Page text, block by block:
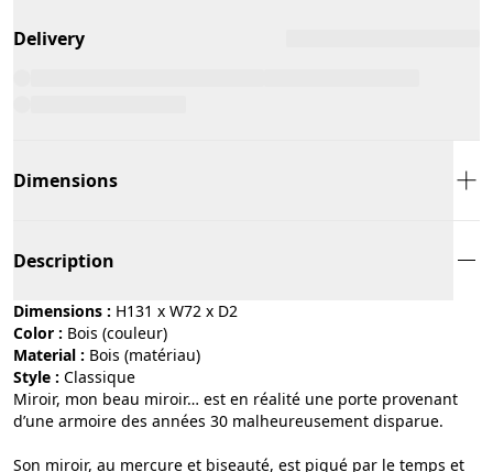
Delivery
Dimensions
Description
Dimensions : H131 x W72 x D2
Color :
bois (couleur)
Material :
bois (matériau)
Style :
classique
Miroir, mon beau miroir… est en réalité une porte provenant
d’une armoire des années 30 malheureusement disparue.
Son miroir, au mercure et biseauté, est piqué par le temps et